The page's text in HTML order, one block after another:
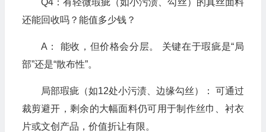
还能回收吗？能值多少钱？
A： 能收，但价格会分层。 关键在于瑕疵是“局
部”还是“散布性”。
局部瑕疵（如12处小污渍、边缘勾丝）： 可通过
裁剪避开，剩余的大幅面料仍可用于制作丝巾、衬衣
片或文创产品，价值折让有限。